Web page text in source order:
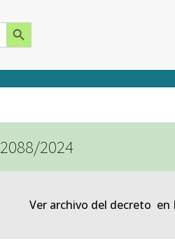
Search Button
2018
2017
2016
2015
2088/2024
Ver archivo del decreto en